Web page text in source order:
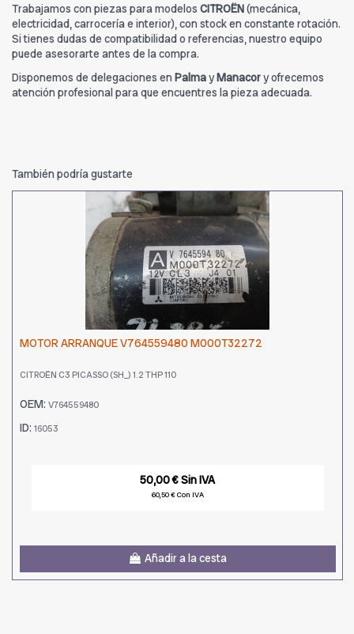
Trabajamos con piezas para modelos CITROËN(mecánica,
electricidad, carrocería e interior), con stock en constante rotación.
Si tienes dudas de compatibilidad o referencias, nuestro equipo
puede asesorarte antes de la compra.
Disponemos de delegaciones en PalmayManacory ofrecemos
atención profesional para que encuentres la pieza adecuada.
También podría gustarte
MOTOR ARRANQUE V764559480 M000T32272
CITROËN C3 PICASSO (SH_) 1.2 THP 110
OEM: V764559480
ID: 16053
50,00 € Sin IVA
60,50 € Con IVA
Añadir a la cesta